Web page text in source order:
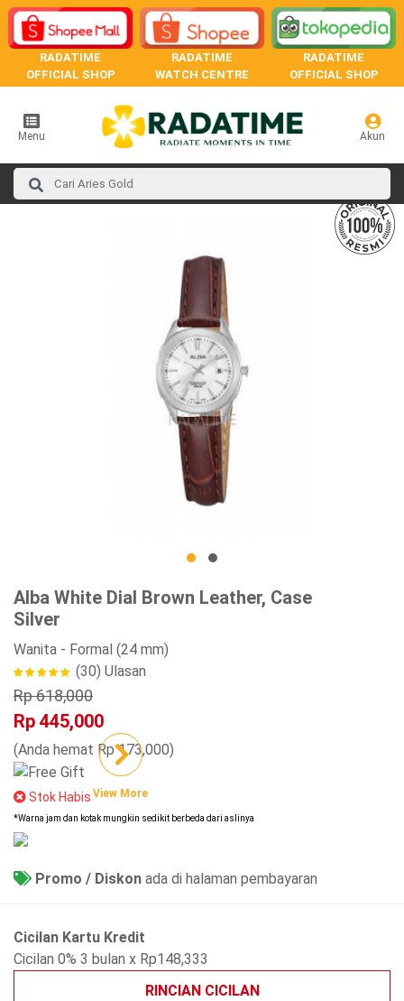
RADATIME
OFFICIAL SHOP
RADATIME
WATCH CENTRE
RADATIME
OFFICIAL SHOP
Menu Akun
Alba White Dial Brown Leather, Case
Silver
Wanita - Formal (24 mm)
(30) Ulasan
Rp 618,000
Rp 445,000
(Anda hemat Rp 173,000)
Stok Habis
*Warna jam dan kotak mungkin sedikit berbeda dari aslinya
Promo / Diskon ada di halaman pembayaran
Cicilan Kartu Kredit
Cicilan 0% 3 bulan x Rp148,333
RINCIAN CICILAN
View More